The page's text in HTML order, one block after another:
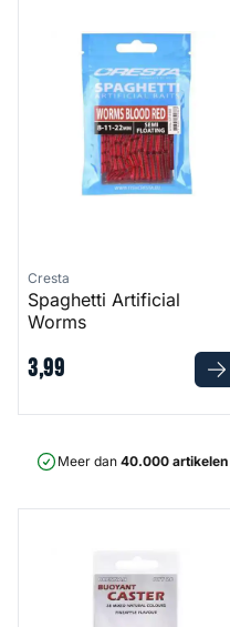
Cresta
Spaghetti Artificial
Worms
3,99
Meer dan 40.000 artikelen